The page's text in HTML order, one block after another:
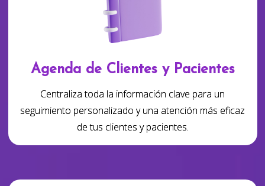
Agenda de Clientes y Pacientes
Centraliza toda la información clave para un
seguimiento personalizado y una atención más eficaz
de tus clientes y pacientes.